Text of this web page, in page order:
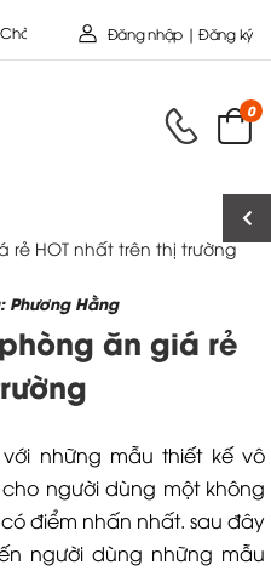
bạn đến với Nội Thất Toàn Cầu - Công
Đăng nhập | Đăng ký
0
rẻ HOT nhất trên thị trường
Phương Hằng
ăn giá rẻ
những mẫu thiết kế vô
người dùng một không
điểm nhấn nhất. sau đây
người dùng những mẫu